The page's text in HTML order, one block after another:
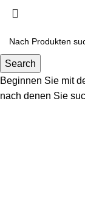
Search
Beginnen Sie mit
nach denen Sie